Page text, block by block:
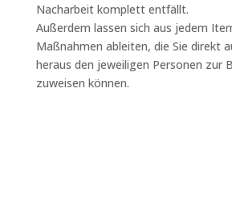
Nacharbeit komplett entfällt.
Außerdem lassen sich aus jedem
Maßnahmen ableiten, die Sie direkt
heraus den jeweiligen Personen zur
zuweisen können.